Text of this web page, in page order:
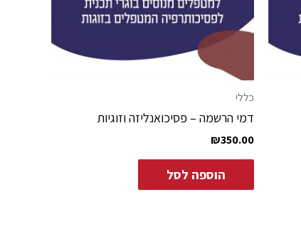
כללי
דמי הרשמה – פסיכואנליזה וזוגיות
₪350.00
הוספה לסל